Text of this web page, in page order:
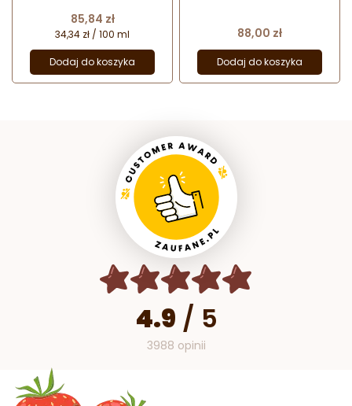
Cena
85,84 zł
34,34 zł / 100 ml
Dodaj do koszyka
Cena
88,00 zł
Dodaj do koszyka
4.9 / 5
3988 opinii